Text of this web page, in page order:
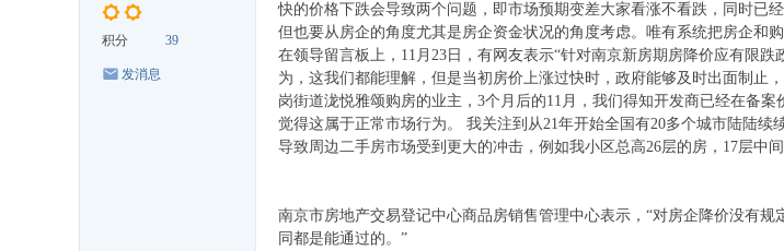
积分 39
发消息
快的价格下跌会导致两个问题，即市场预期变差大家看涨不看跌，同时已
但也要从房企的角度尤其是房企资金状况的角度考虑。唯有系统把房企和
在领导留言板上，11月23日，有网友表示“针对南京新房期房降价应有限
为，这我们都能理解，但是当初房价上涨过快时，政府能够及时出面制止
岗街道泷悦雅颂购房的业主，3个月后的11月，我们得知开发商已经在备
觉得这属于正常市场行为。 我关注到从21年开始全国有20多个城市陆陆
导致周边二手房市场受到更大的冲击，例如我小区总高26层的房，17层中
南京市房地产交易登记中心商品房销售管理中心表示，“对房企降价没有
同都是能通过的。”